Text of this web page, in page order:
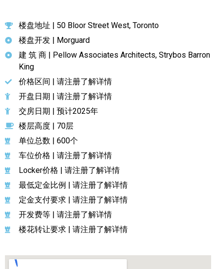
加拿大的历史文化
加拿大社会保险系统
定居安大略省
安大略省免费医疗保险
加拿大的福利制度
吃货眼中的加拿大地图
楼盘地址 | 50 Bloor Street West, Toronto
楼盘开发 | Morguard
建 筑 商 | Pellow Associates Architects, Strybos Barron
King
价格区间 | 请注册了解详情
开盘日期 | 请注册了解详情
交房日期 | 预计2025年
楼层高度 | 70层
单位总数 | 600个
车位价格 | 请注册了解详情
Locker价格 | 请注册了解详情
最低定金比例 | 请注册了解详情
定金支付要求 | 请注册了解详情
开发费等 | 请注册了解详情
楼花转让要求 | 请注册了解详情